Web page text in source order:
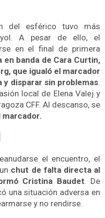
del esférico tuvo más
A pesar de ello, el
en el final de primera
en banda de Cara Curtin,
que igualó el marcador
disparar sin problemas.
local de Elena Valej y
CFF. Al descanso, se
marcador.
el encuentro, el
chut de falta directa al
Cristina Baudet. De
una situación adversa en
y no rendirse.